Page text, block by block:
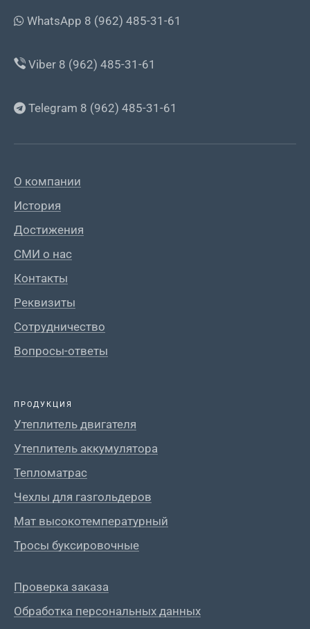
WhatsApp 8 (962) 485-31-61
Viber 8 (962) 485-31-61
Telegram 8 (962) 485-31-61
О компании
История
Достижения
СМИ о нас
Контакты
Реквизиты
Сотрудничество
Вопросы-ответы
ПРОДУКЦИЯ
Утеплитель двигателя
Утеплитель аккумулятора
Тепломатрас
Чехлы для газгольдеров
Мат высокотемпературный
Тросы буксировочные
Проверка заказа
Обработка персональных данных